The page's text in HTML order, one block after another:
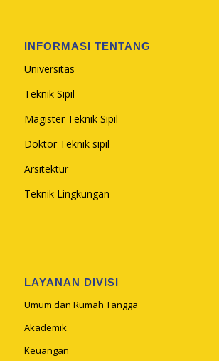
INFORMASI TENTANG
Universitas
Teknik Sipil
Magister Teknik Sipil
Doktor Teknik sipil
Arsitektur
Teknik Lingkungan
LAYANAN DIVISI
Umum dan Rumah Tangga
Akademik
Keuangan